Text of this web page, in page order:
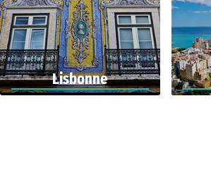
Lisbonne